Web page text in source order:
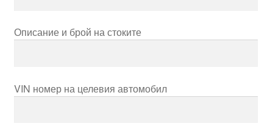
Транспорт
Описание и брой на стоките
VIN номер на целевия автомобил